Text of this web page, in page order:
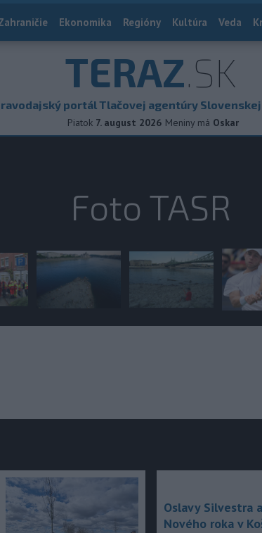
Ekonomika Regióny Kultúra Veda
TERAZ.SK
portál Tlačovej agentúry
Piatok 7. august 2026 Meniny má Oskar
Foto TASR
Oslavy Silvestra a
Nového roka v